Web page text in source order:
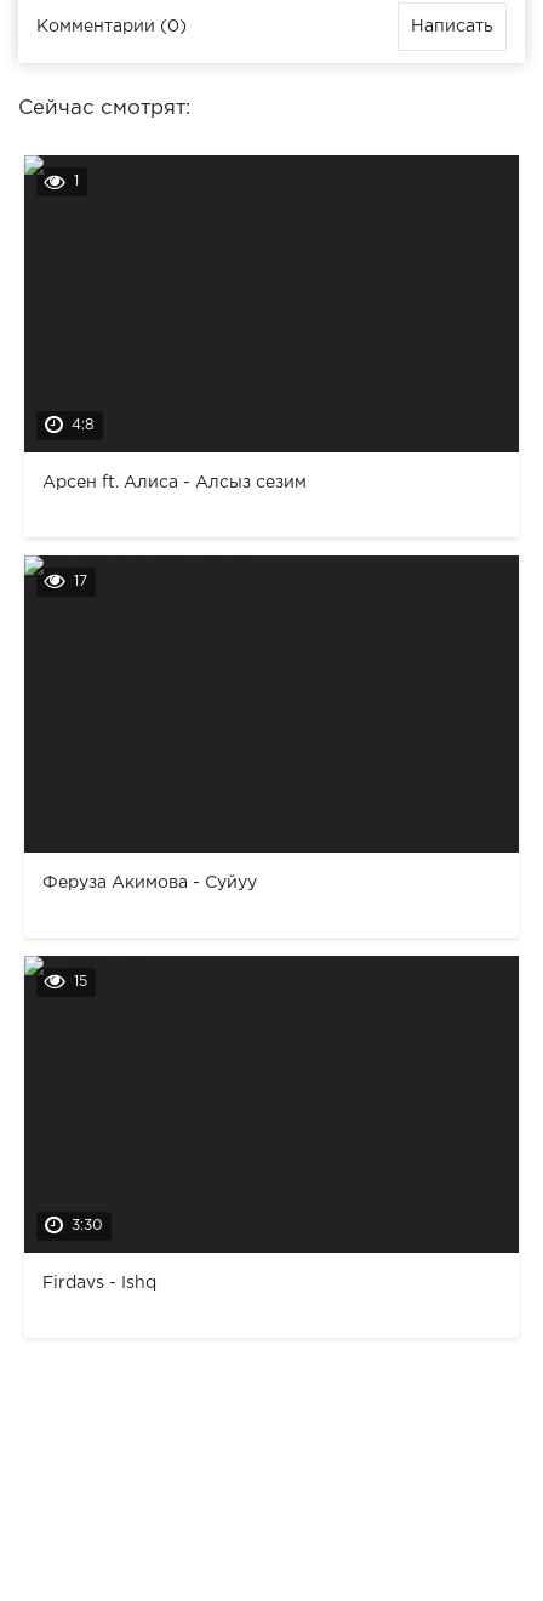
Комментарии (0) Написать
Сейчас смотрят:
1
4:8
Арсен ft. Алиса - Алсыз сезим
17
Феруза Акимова - Суйуу
15
3:30
Firdavs - Ishq